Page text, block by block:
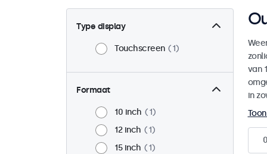
Type display
Touchscreen 1
Formaat
10 inch
1
12 inch
1
15 inch
1
van
in
0